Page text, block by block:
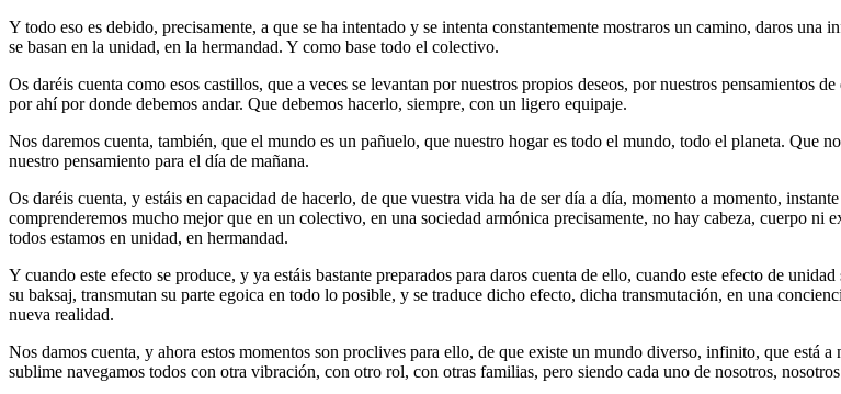
Y todo eso es debido, precisamente, a que se ha intentado y se intenta constantemente mostraros un camino, daros
se basan en la unidad, en la hermandad. Y como base todo el colectivo.
Os daréis cuenta como esos castillos, que a veces se levantan por nuestros propios deseos, por nuestros pensamientos
por ahí por donde debemos andar. Que debemos hacerlo, siempre, con un ligero equipaje.
Nos daremos cuenta, también, que el mundo es un pañuelo, que nuestro hogar es todo el mundo, todo el planeta. Que
nuestro pensamiento para el día de mañana.
Os daréis cuenta, y estáis en capacidad de hacerlo, de que vuestra vida ha de ser día a día, momento a momento,
comprenderemos mucho mejor que en un colectivo, en una sociedad armónica precisamente, no hay cabeza, cuerpo
todos estamos en unidad, en hermandad.
Y cuando este efecto se produce, y ya estáis bastante preparados para daros cuenta de ello, cuando este efecto de
su baksaj, transmutan su parte egoica en todo lo posible, y se traduce dicho efecto, dicha transmutación, en una
nueva realidad.
Nos damos cuenta, y ahora estos momentos son proclives para ello, de que existe un mundo diverso, infinito, que está
sublime navegamos todos con otra vibración, con otro rol, con otras familias, pero siendo cada uno de nosotros,